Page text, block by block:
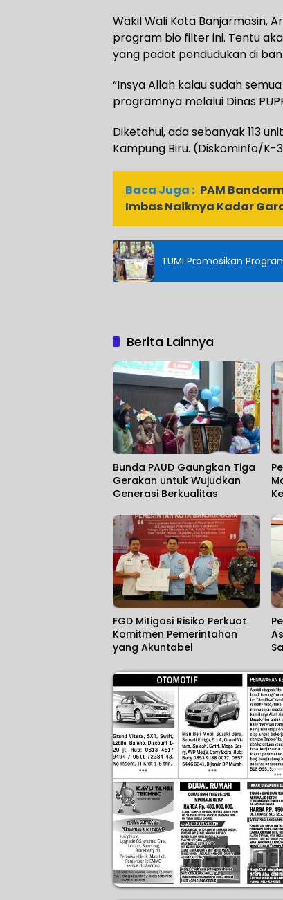
Wakil Wali Kota Banjarmasin,
program bio filter ini. Tentu
yang padat pendudukan di
“Insya Allah kalau sudah
programnya melalui Dinas
Diketahui, ada sebanyak 113
Kampung Biru. (Diskominfo/K-
Baca Juga : PAM
Imbas Naiknya Kadar
TUMI Promosikan
Berita Lainnya
Bunda PAUD Gaungkan Tiga
Gerakan untuk Wujudkan
Generasi Berkualitas
FGD Mitigasi Risiko Perkuat
Komitmen Pemerintahan
yang Akuntabel